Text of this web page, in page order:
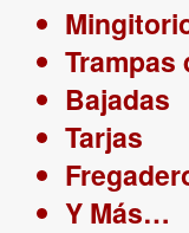
Trampas
Bajadas
Tarjas
Y Más…